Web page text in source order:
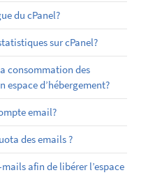
du cPanel?
sur cPanel?
consommation des
espace d’hébergement?
email?
des emails ?
afin de libérer l’espace